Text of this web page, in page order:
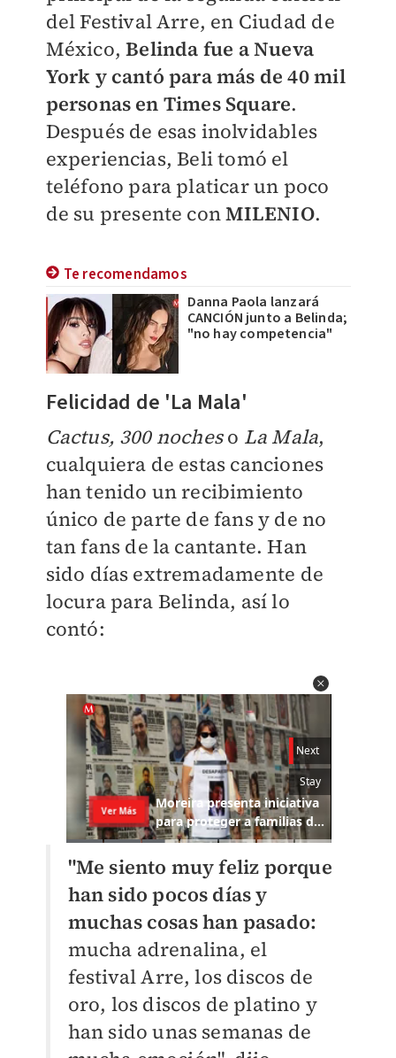
del Festival Arre, en Ciudad de
México, Belinda fue a Nueva
York y cantó para más de 40 mil
personas en Times Square.
Después de esas inolvidables
experiencias, Beli tomó el
teléfono para platicar un poco
de su presente conMILENIO.
Te recomendamos
Danna Paola lanzará
CANCIÓN junto a Belinda;
"no hay competencia"
Felicidad de 'La Mala'
Cactus, 300 nocheso La Mala,
cualquiera de estas canciones
han tenido un recibimiento
único de parte de fans y de no
tan fans de la cantante. Han
sido días extremadamente de
locura para Belinda, así lo
contó:
"Me siento muy feliz porque
han sido pocos días y
muchas cosas han pasado:
mucha adrenalina, el
festival Arre, los discos de
oro, los discos de platino y
han sido unas semanas de